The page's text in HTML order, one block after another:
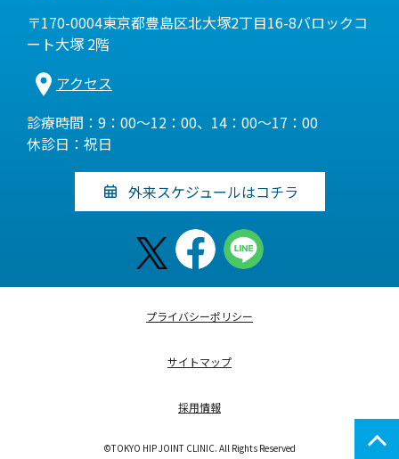
〒170-0004東京都豊島区北大塚2丁目16-8バロックコ
ート大塚 2階
アクセス
診療時間：9：00～12：00、14：00～17：00
休診日：祝日
外来スケジュールはコチラ
プライバシーポリシー
サイトマップ
採用情報
©TOKYO HIP JOINT CLINIC. All Rights Reserved